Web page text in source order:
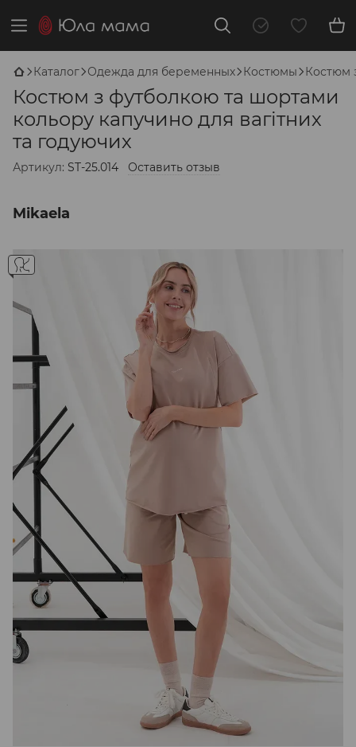
Каталог Одежда для беременных Костюмы Костюм
Костюм з футболкою та шортами
кольору капучино для вагітних
та годуючих
Артикул: ST-25.014 Оставить отзыв
Mikaela